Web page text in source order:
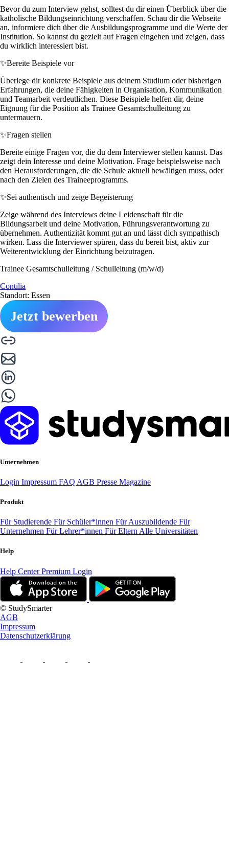
Bevor du zum Interview gehst, solltest du dir einen Überblick über die
katholische Bildungseinrichtung verschaffen. Schau dir die Webseite
an, informiere dich über die Ausbildungsprogramme und die Werte der
Institution. So kannst du gezielt auf Fragen eingehen und zeigen, dass
du wirklich interessiert bist.
✨Bereite Beispiele vor
Überlege dir konkrete Beispiele aus deinem Studium oder bisherigen
Erfahrungen, die deine Fähigkeiten in Organisation, Kommunikation
und Teamarbeit verdeutlichen. Diese Beispiele helfen dir, deine
Eignung für die Position als Trainee Gesamtschulleitung zu
untermauern.
✨Fragen stellen
Bereite einige Fragen vor, die du dem Interviewer stellen kannst. Das
zeigt dein Interesse und deine Motivation. Frage beispielsweise nach
den Herausforderungen, die die Schule aktuell bewältigen muss, oder
nach den Zielen des Traineeprogramms.
✨Sei authentisch und zeige Begeisterung
Zeige während des Interviews deine Leidenschaft für die
Bildungsarbeit und deine Motivation, Führungsverantwortung zu
übernehmen. Authentizität kommt gut an und lässt dich sympathisch
wirken. Lass die Interviewer spüren, dass du bereit bist, aktiv zur
Weiterentwicklung der Einrichtung beizutragen.
Trainee Gesamtschulleitung / Schulleitung (m/w/d)
Contilia
Standort: Essen
Jetzt bewerben
Unternehmen
Login Impressum FAQ AGB Presse Magazine
Produkt
Für Studierende Für Schüler*innen Für Auszubildende Für
Unternehmen Für Lehrer*innen Für Eltern Alle Universitäten
Help
Help CenterPremium Login
© StudySmarter
AGB
Impressum
Datenschutzerklärung